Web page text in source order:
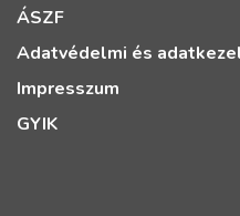
ÁSZF
Adatvédelmi és
Impresszum
GYIK